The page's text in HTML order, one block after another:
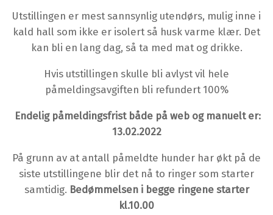
Utstillingen er mest sannsynlig utendørs, mulig inne i
kald hall som ikke er isolert så husk varme klær. Det
kan bli en lang dag, så ta med mat og drikke.
Hvis utstillingen skulle bli avlyst vil hele
påmeldingsavgiften bli refundert 100%
Endelig påmeldingsfrist både på web og manuelt er:
13.02.2022
På grunn av at antall påmeldte hunder har økt på de
siste utstillingene blir det nå to ringer som starter
samtidig. Bedømmelsen i begge ringene starter
kl.10.00